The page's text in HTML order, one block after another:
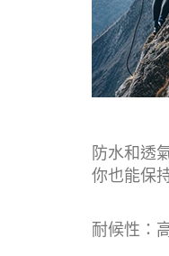
防水和透
你也能保
耐候性：